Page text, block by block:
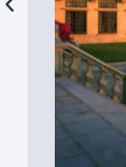
de
port